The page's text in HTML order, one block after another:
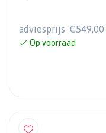
adviesprijs €549,00
Op voorraad